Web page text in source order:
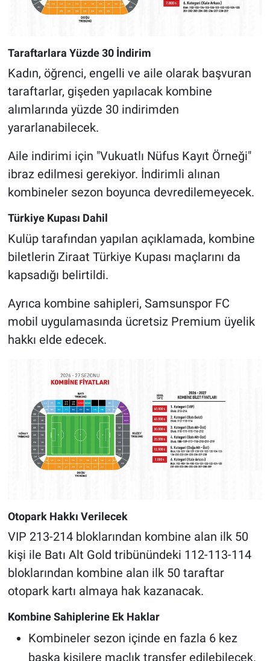
Taraftarlara Yüzde 30 İndirim
Kadın, öğrenci, engelli ve aile olarak başvuran
taraftarlar, gişeden yapılacak kombine
alımlarında yüzde 30 indirimden
yararlanabilecek.
Aile indirimi için "Vukuatlı Nüfus Kayıt Örneği"
ibraz edilmesi gerekiyor. İndirimli alınan
kombineler sezon boyunca devredilemeyecek.
Türkiye Kupası Dahil
Kulüp tarafından yapılan açıklamada, kombine
biletlerin Ziraat Türkiye Kupası maçlarını da
kapsadığı belirtildi.
Ayrıca kombine sahipleri, Samsunspor FC
mobil uygulamasında ücretsiz Premium üyelik
hakkı elde edecek.
Otopark Hakkı Verilecek
VIP 213-214 bloklarından kombine alan ilk 50
kişi ile Batı Alt Gold tribünündeki 112-113-114
bloklarından kombine alan ilk 50 taraftar
otopark kartı almaya hak kazanacak.
Kombine Sahiplerine Ek Haklar
Kombineler sezon içinde en fazla 6 kez
başka kişilere maçlık transfer edilebilecek.